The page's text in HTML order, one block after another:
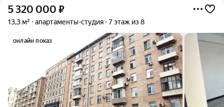
5 320 000 ₽
13,3 м² апартаменты-студия 7 этаж из 8
онлайн показ